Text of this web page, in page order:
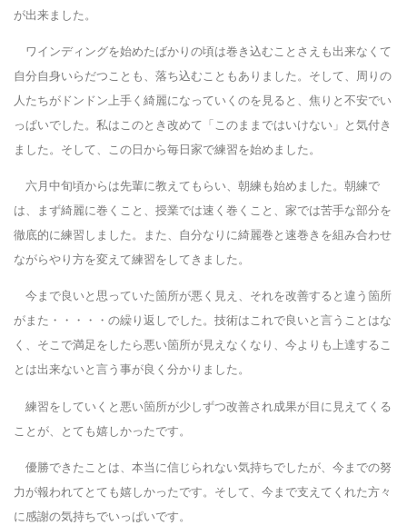
が出来ました。
ワインディングを始めたばかりの頃は巻き込むことさえも出来なくて
自分自身いらだつことも、落ち込むこともありました。そして、周りの
人たちがドンドン上手く綺麗になっていくのを見ると、焦りと不安でい
っぱいでした。私はこのとき改めて「このままではいけない」と気付き
ました。そして、この日から毎日家で練習を始めました。
六月中旬頃からは先輩に教えてもらい、朝練も始めました。朝練で
は、まず綺麗に巻くこと、授業では速く巻くこと、家では苦手な部分を
徹底的に練習しました。また、自分なりに綺麗巻と速巻きを組み合わせ
ながらやり方を変えて練習をしてきました。
今まで良いと思っていた箇所が悪く見え、それを改善すると違う箇所
がまた・・・・・の繰り返しでした。技術はこれで良いと言うことはな
く、そこで満足をしたら悪い箇所が見えなくなり、今よりも上達するこ
とは出来ないと言う事が良く分かりました。
練習をしていくと悪い箇所が少しずつ改善され成果が目に見えてくる
ことが、とても嬉しかったです。
優勝できたことは、本当に信じられない気持ちでしたが、今までの努
力が報われてとても嬉しかったです。そして、今まで支えてくれた方々
に感謝の気持ちでいっぱいです。